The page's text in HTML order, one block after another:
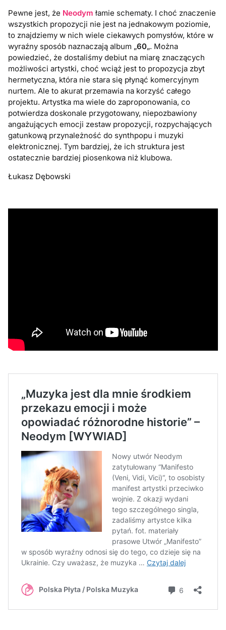
Pewne jest, że Neodym łamie schematy. I choć znaczenie
wszystkich propozycji nie jest na jednakowym poziomie,
to znajdziemy w nich wiele ciekawych pomysłów, które w
wyraźny sposób naznaczają album „60„. Można
powiedzieć, że dostaliśmy debiut na miarę znaczących
możliwości artystki, choć wciąż jest to propozycja zbyt
hermetyczna, która nie stara się płynąć komercyjnym
nurtem. Ale to akurat przemawia na korzyść całego
projektu. Artystka ma wiele do zaproponowania, co
potwierdza doskonale przygotowany, niepozbawiony
angażujących emocji zestaw propozycji, rozpychających
gatunkową przynależność do synthpopu i muzyki
elektronicznej. Tym bardziej, że ich struktura jest
ostatecznie bardziej piosenkowa niż klubowa.
Łukasz Dębowski